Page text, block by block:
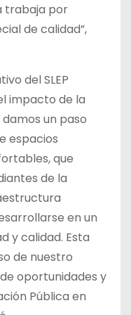
trabaja por
de calidad”,
del SLEP
impacto de la
un paso
espacios
que
de la
en un
y calidad. Esta
de nuestro
oportunidades y
Pública en